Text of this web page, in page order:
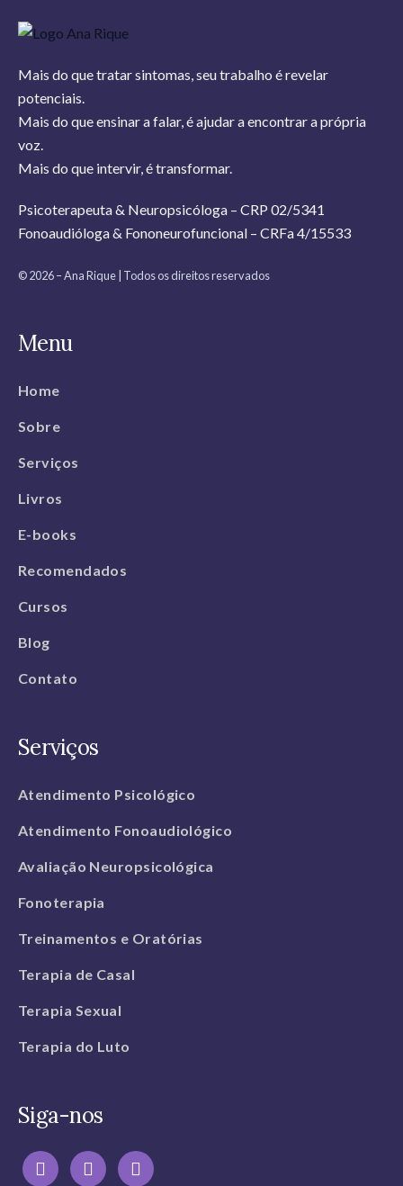
Mais do que tratar sintomas, seu trabalho é revelar
potenciais.
Mais do que ensinar a falar, é ajudar a encontrar a própria
voz.
Mais do que intervir, é transformar.
Psicoterapeuta & Neuropsicóloga – CRP 02/5341
Fonoaudióloga & Fononeurofuncional – CRFa 4/15533
© 2026 – Ana Rique | Todos os direitos reservados
Menu
Home
Sobre
Serviços
Livros
E-books
Recomendados
Cursos
Blog
Contato
Serviços
Atendimento Psicológico
Atendimento Fonoaudiológico
Avaliação Neuropsicológica
Fonoterapia
Treinamentos e Oratórias
Terapia de Casal
Terapia Sexual
Terapia do Luto
Siga-nos